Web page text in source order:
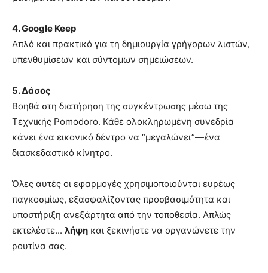
4. Google Keep
Απλό και πρακτικό για τη δημιουργία γρήγορων λιστών,
υπενθυμίσεων και σύντομων σημειώσεων.
5. Δάσος
Βοηθά στη διατήρηση της συγκέντρωσης μέσω της
Τεχνικής Pomodoro. Κάθε ολοκληρωμένη συνεδρία
κάνει ένα εικονικό δέντρο να “μεγαλώνει”—ένα
διασκεδαστικό κίνητρο.
Όλες αυτές οι εφαρμογές χρησιμοποιούνται ευρέως
παγκοσμίως, εξασφαλίζοντας προσβασιμότητα και
υποστήριξη ανεξάρτητα από την τοποθεσία. Απλώς
εκτελέστε... λήψη και ξεκινήστε να οργανώνετε την
ρουτίνα σας.